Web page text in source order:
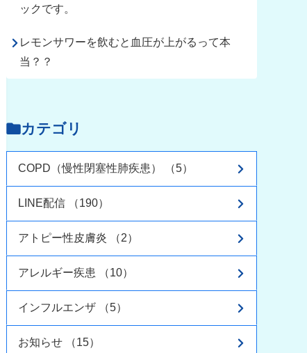
ックです。
レモンサワーを飲むと血圧が上がるって本
当？？
カテゴリ
COPD（慢性閉塞性肺疾患） （5）
LINE配信 （190）
アトピー性皮膚炎 （2）
アレルギー疾患 （10）
インフルエンザ （5）
お知らせ （15）